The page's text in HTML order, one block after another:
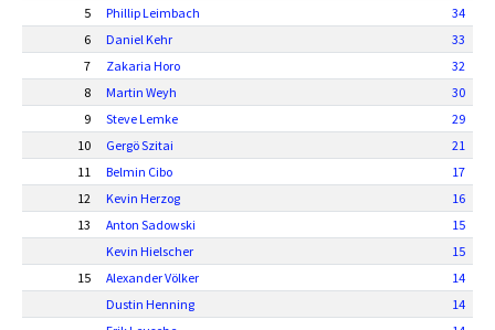
5
Phillip Leimbach
34
6
Daniel Kehr
33
7
Zakaria Horo
32
8
Martin Weyh
30
9
Steve Lemke
29
10
Gergö Szitai
21
11
Belmin Cibo
17
12
Kevin Herzog
16
13
Anton Sadowski
15
Kevin Hielscher
15
15
Alexander Völker
14
Dustin Henning
14